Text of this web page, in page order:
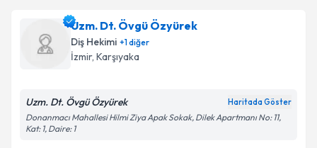
Uzm. Dt. Övgü Özyürek
Diş Hekimi +1diğer
İzmir, Karşıyaka
Uzm. Dt. Övgü Özyürek Haritada Göster
Donanmacı Mahallesi Hilmi Ziya Apak Sokak, Dilek Apartmanı No: 11,
Kat: 1, Daire: 1